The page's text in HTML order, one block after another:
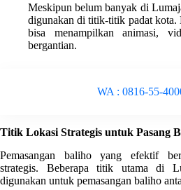
Meskipun belum banyak di
digunakan di titik-titik padat kota.
bisa menampilkan animasi,
bergantian.
WA : 0816-55-
Titik Lokasi Strategis untuk Pasang
Pemasangan baliho yang efektif
strategis. Beberapa titik utama di
digunakan untuk pemasangan baliho